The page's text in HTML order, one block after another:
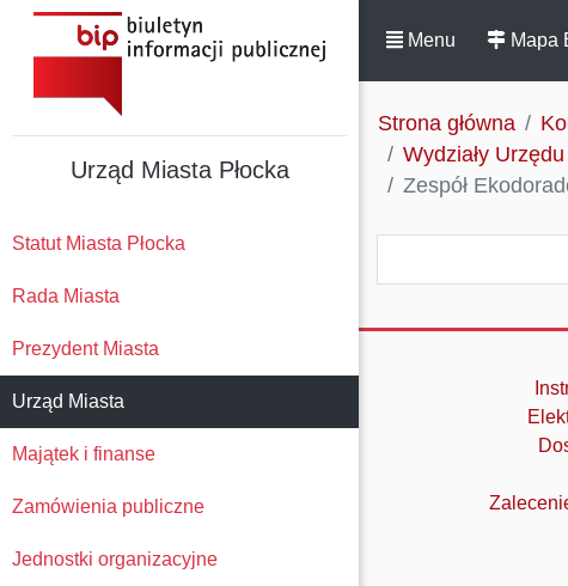
Urząd Miasta Płocka
Statut Miasta Płocka
Rada Miasta
Prezydent Miasta
Urząd Miasta
Majątek i finanse
Zamówienia publiczne
Jednostki organizacyjne
Menu Mapa
Strona główna
Wydziały
Zespół